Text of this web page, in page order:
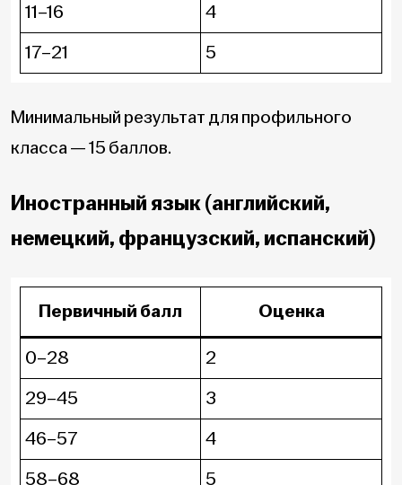
11–16
4
17–21
5
Минимальный результат для профильного
класса — 15 баллов.
Иностранный язык (английский,
немецкий, французский, испанский)
Первичный балл Оценка
0–28
2
29–45
3
46–57
4
58–68
5